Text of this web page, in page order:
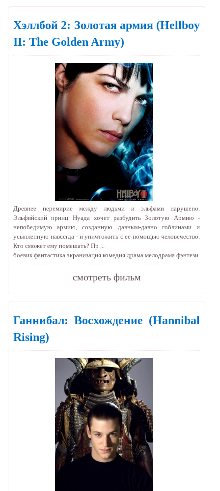
Хэллбой 2: Золотая армия(Hellboy
II: The Golden Army)
Древнее перемирие между людьми и эльфами нарушено.
Эльфийский принц Нуада хочет разбудить Золотую Армию -
непобедимую армию, созданную давным-давно гоблинами и
усыпленную навсегда - и уничтожить с ее помощью человечество.
Кто сможет ему помешать? Пр ...
боевик фантастика экранизация комедия драма мелодрама фэнтези
cмотреть фильм
Ганнибал: Восхождение (Hannibal
Rising)